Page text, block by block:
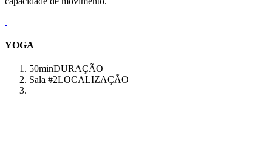
YOGA
50minDURAÇÃO
Sala #2LOCALIZAÇÃO